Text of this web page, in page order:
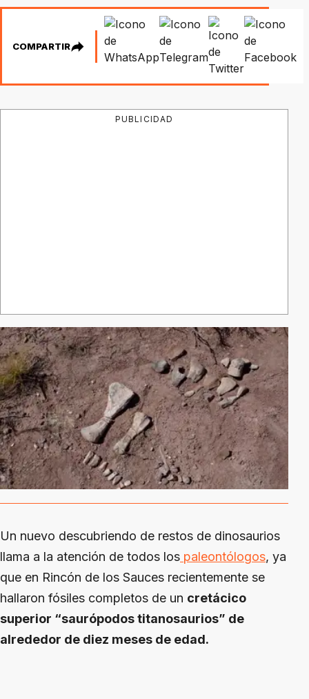
COMPARTIR
PUBLICIDAD
Un nuevo descubriendo de restos de dinosaurios
llama a la atención de todos los paleontólogos, ya
que en Rincón de los Sauces recientemente se
hallaron fósiles completos de un cretácico
superior “saurópodos titanosaurios” de
alrededor de diez meses de edad.